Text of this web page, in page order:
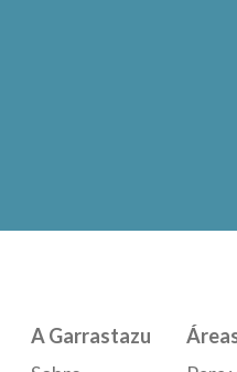
A Garrastazu